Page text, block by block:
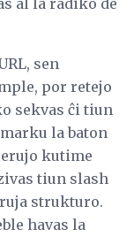
al la radiko de
sen
por retejo
sekvas ĉi tiun
la baton
kutime
tiun slash
strukturo.
havas la